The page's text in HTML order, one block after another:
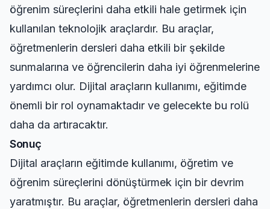
öğrenim süreçlerini daha etkili hale getirmek için
kullanılan teknolojik araçlardır. Bu araçlar,
öğretmenlerin dersleri daha etkili bir şekilde
sunmalarına ve öğrencilerin daha iyi öğrenmelerine
yardımcı olur. Dijital araçların kullanımı, eğitimde
önemli bir rol oynamaktadır ve gelecekte bu rolü
daha da artıracaktır.
Sonuç
Dijital araçların eğitimde kullanımı, öğretim ve
öğrenim süreçlerini dönüştürmek için bir devrim
yaratmıştır. Bu araçlar, öğretmenlerin dersleri daha